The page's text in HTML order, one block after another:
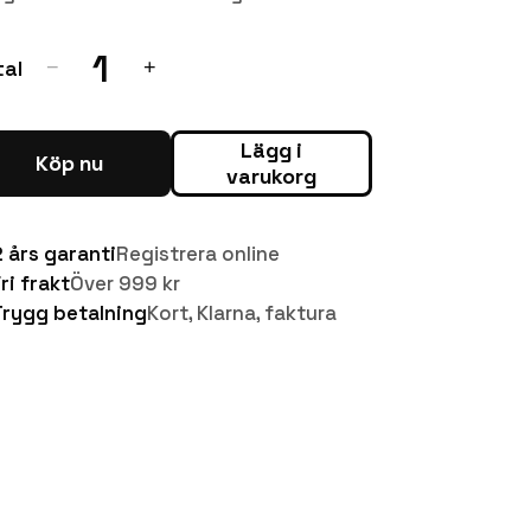
− 1 +
Köp nu
Lägg i
varukorg
års garantiRegistrera online
fraktÖver 999 kr
betalningKort, Klarna, faktura